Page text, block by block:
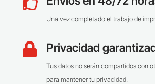
Una vez completado el trabajo de
 Privacidad
Tus datos no serán compartidos con
para mantener tu privacidad.